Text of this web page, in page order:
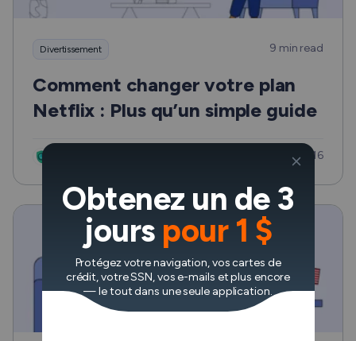
Divertissement 9 min read
Comment changer votre plan
Netflix : Plus qu’un simple guide
Updated: Avr 16
Obtenez un de 3
jours pour 1 $
Protégez votre navigation, vos cartes de
crédit, votre SSN, vos e-mails et plus encore
— le tout dans une seule application.